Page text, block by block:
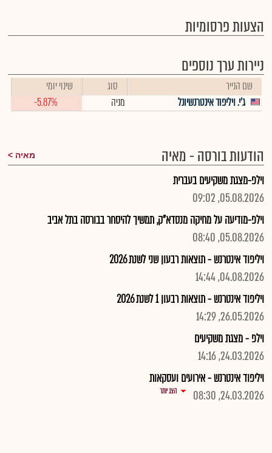
הצעות פרסומיות
ניירות ערך נוספים
שם הנייר סוג
שינוי יומי
ג'י. ויליפוד אינטרנשיונל
מניה -5.87%
הודעות בורסה - מאיה מאיה
וילפ-מצגת משקיעים בעברית
05.08.2026, 09:02
וילפ-מודיעה על מחיקה מנסדא"ק, תמשיך להיסחר בבורסה בתל אביב
05.08.2026, 08:40
ויליפוד אינטרנש - תוצאות רבעון שני לשנת 2026
04.08.2026, 14:44
ויליפוד אינטרנש - תוצאות רבעון 1 לשנת 2026
26.05.2026, 14:29
וילפ - מצגת משקיעים
24.03.2026, 14:16
ויליפוד אינטרנש - אירועים ועסקאות
24.03.2026, 08:30
הצג יותר